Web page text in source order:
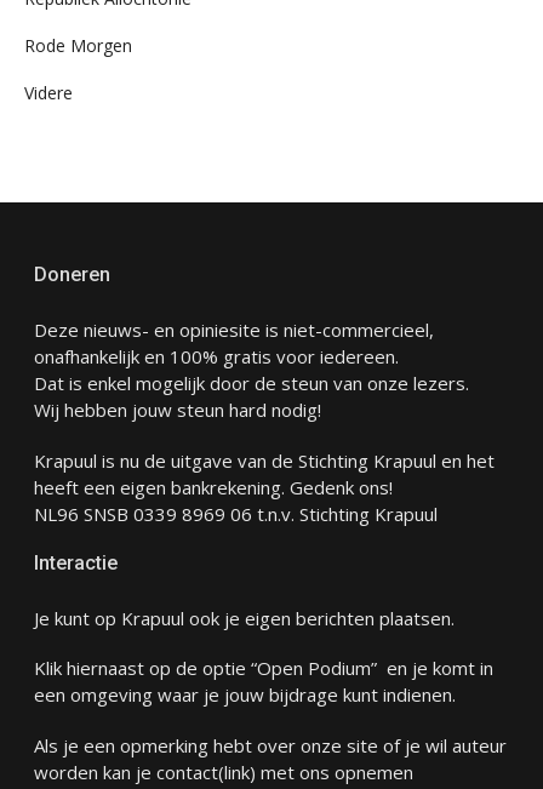
Rode Morgen
Videre
Doneren
Deze nieuws- en opiniesite is niet-commercieel,
onafhankelijk en 100% gratis voor iedereen.
Dat is enkel mogelijk door de steun van onze lezers.
Wij hebben jouw steun hard nodig!
Krapuul is nu de uitgave van de Stichting Krapuul en het
heeft een eigen bankrekening. Gedenk ons!
NL96 SNSB 0339 8969 06 t.n.v. Stichting Krapuul
Interactie
Je kunt op Krapuul ook je eigen berichten plaatsen.
Klik hiernaast op de optie “Open Podium” en je komt in
een omgeving waar je jouw bijdrage kunt indienen.
Als je een opmerking hebt over onze site of je wil auteur
worden kan je contact(link) met ons opnemen